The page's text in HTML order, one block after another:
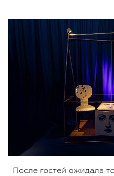
После гостей ожидала